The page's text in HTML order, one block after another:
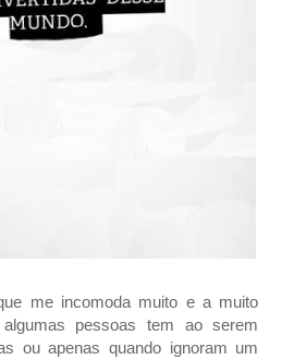
me incomoda muito e a muito
pessoas tem ao serem
ou apenas quando ignoram um